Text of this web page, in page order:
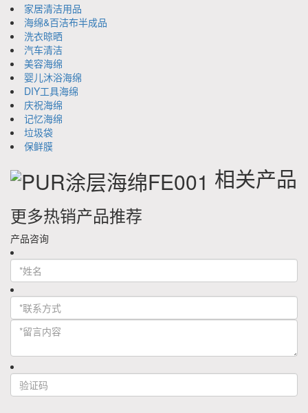
家居清洁用品
海绵&百洁布半成品
洗衣晾晒
汽车清洁
美容海绵
婴儿沐浴海绵
DIY工具海绵
庆祝海绵
记忆海绵
垃圾袋
保鲜膜
相关产品
更多热销产品推荐
产品咨询